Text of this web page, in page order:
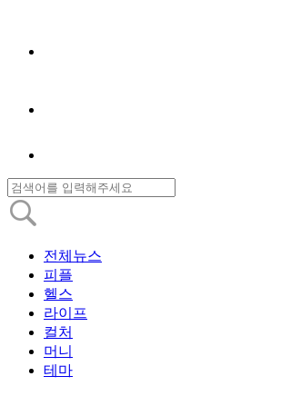
전체뉴스
피플
헬스
라이프
컬처
머니
테마